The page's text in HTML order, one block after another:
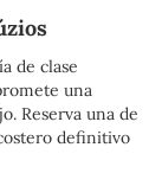
de clase
una
Reserva una de
definitivo